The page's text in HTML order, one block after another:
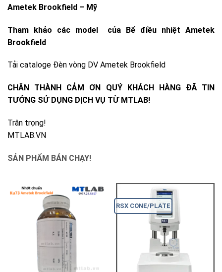
Ametek Brookfield – Mỹ
Tham khảo các model của Bể điều nhiệt Ametek
Brookfield
Tải cataloge Đèn vòng DV Ametek Brookfield
CHÂN THÀNH CẢM ƠN QUÝ KHÁCH HÀNG ĐÃ TIN
TƯỞNG SỬ DỤNG DỊCH VỤ TỪ MTLAB!
Trân trọng!
MTLAB.VN
SẢN PHẨM BÁN CHẠY!
RSX CONE/PLATE